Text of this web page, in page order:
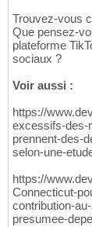
Trouvez-vous
Que pensez-
plateforme
sociaux ?
Voir aussi :
https://
excessifs-des-
prennent-des-
selon-une-
https://
Connecticut-
contribution-
presumee-